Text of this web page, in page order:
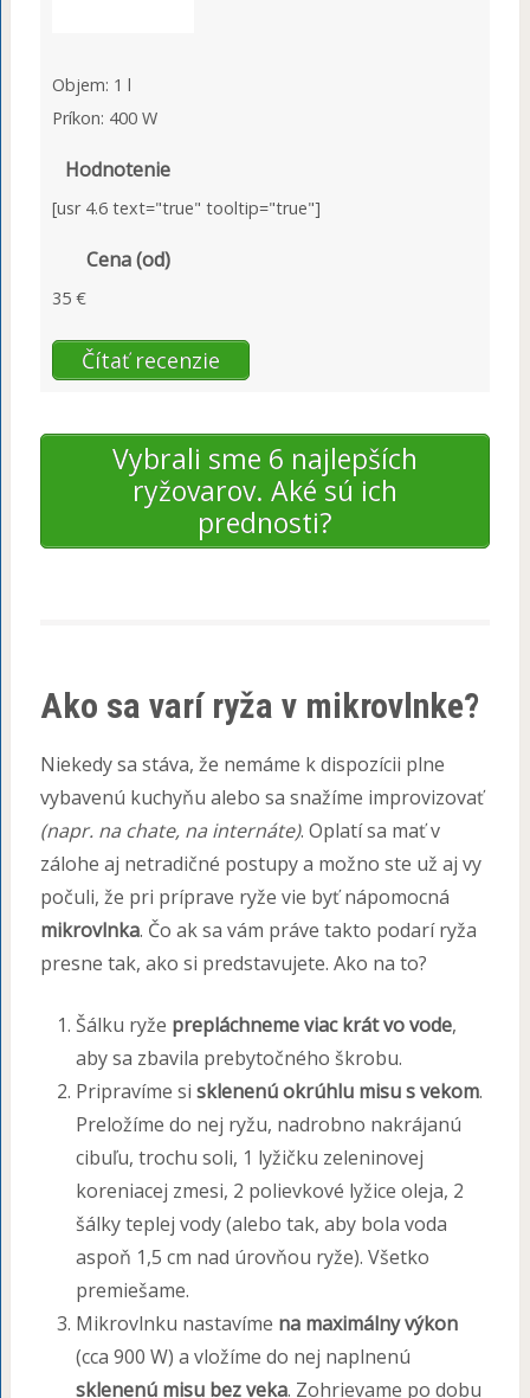
Objem: 1 l
Príkon: 400 W
Hodnotenie
[usr 4.6 text="true" tooltip="true"]
Cena (od)
35 €
Čítať recenzie
Vybrali sme 6 najlepších
ryžovarov. Aké sú ich
prednosti?
Ako sa varí ryža v mikrovlnke?
Niekedy sa stáva, že nemáme k dispozícii plne
vybavenú kuchyňu alebo sa snažíme improvizovať
(napr. na chate, na internáte). Oplatí sa mať v
zálohe aj netradičné postupy a možno ste už aj vy
počuli, že pri príprave ryže vie byť nápomocná
mikrovlnka. Čo ak sa vám práve takto podarí ryža
presne tak, ako si predstavujete. Ako na to?
Šálku ryže prepláchneme viac krát vo vode,
aby sa zbavila prebytočného škrobu.
Pripravíme si sklenenú okrúhlu misu s vekom.
Preložíme do nej ryžu, nadrobno nakrájanú
cibuľu, trochu soli, 1 lyžičku zeleninovej
koreniacej zmesi, 2 polievkové lyžice oleja, 2
šálky teplej vody (alebo tak, aby bola voda
aspoň 1,5 cm nad úrovňou ryže). Všetko
premiešame.
Mikrovlnku nastavíme na maximálny výkon
(cca 900 W) a vložíme do nej naplnenú
sklenenú misu bez veka. Zohrievame po dobu